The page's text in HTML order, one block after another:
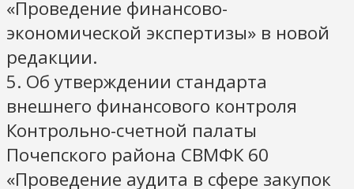
«Проведение финансово-
экономической экспертизы» в новой
редакции.
5. Об утверждении стандарта
внешнего финансового контроля
Контрольно-счетной палаты
Почепского района СВМФК 60
«Проведение аудита в сфере закупок